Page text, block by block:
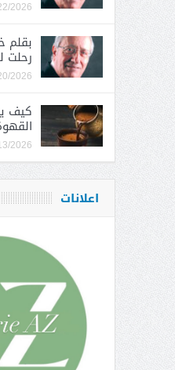
2026
بقلم
رحلت
2026
كيف
2026
اعلانات